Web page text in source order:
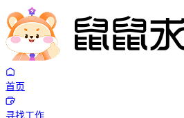
首页
寻找工作